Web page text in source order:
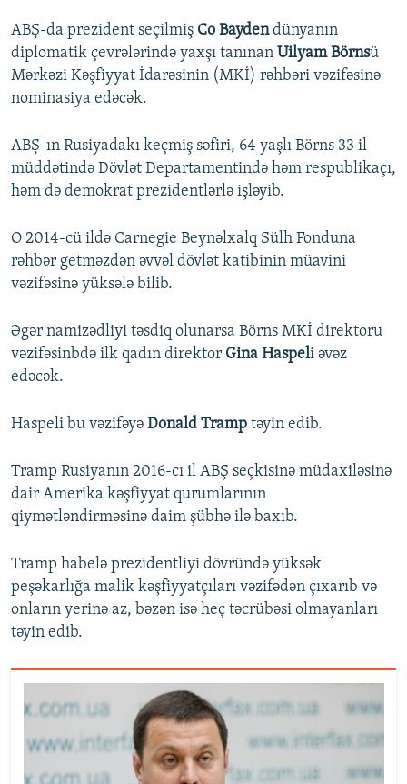
ABŞ-da prezident seçilmiş Co Baydendünyanın
diplomatik çevrələrində yaxşı tanınan Uilyam Börnsü
Mərkəzi Kəşfiyyat İdarəsinin (MKİ) rəhbəri vəzifəsinə
nominasiya edəcək.
ABŞ-ın Rusiyadakı keçmiş səfiri, 64 yaşlı Börns 33 il
müddətində Dövlət Departamentində həm respublikaçı,
həm də demokrat prezidentlərlə işləyib.
O 2014-cü ildə Carnegie Beynəlxalq Sülh Fonduna
rəhbər getməzdən əvvəl dövlət katibinin müavini
vəzifəsinə yüksələ bilib.
Əgər namizədliyi təsdiq olunarsa Börns MKİ direktoru
vəzifəsinbdə ilk qadın direktor Gina Haspeli əvəz
edəcək.
Haspeli bu vəzifəyə Donald Tramp təyin edib.
Tramp Rusiyanın 2016-cı il ABŞ seçkisinə müdaxiləsinə
dair Amerika kəşfiyyat qurumlarının
qiymətləndirməsinə daim şübhə ilə baxıb.
Tramp habelə prezidentliyi dövründə yüksək
peşəkarlığa malik kəşfiyyatçıları vəzifədən çıxarıb və
onların yerinə az, bəzən isə heç təcrübəsi olmayanları
təyin edib.